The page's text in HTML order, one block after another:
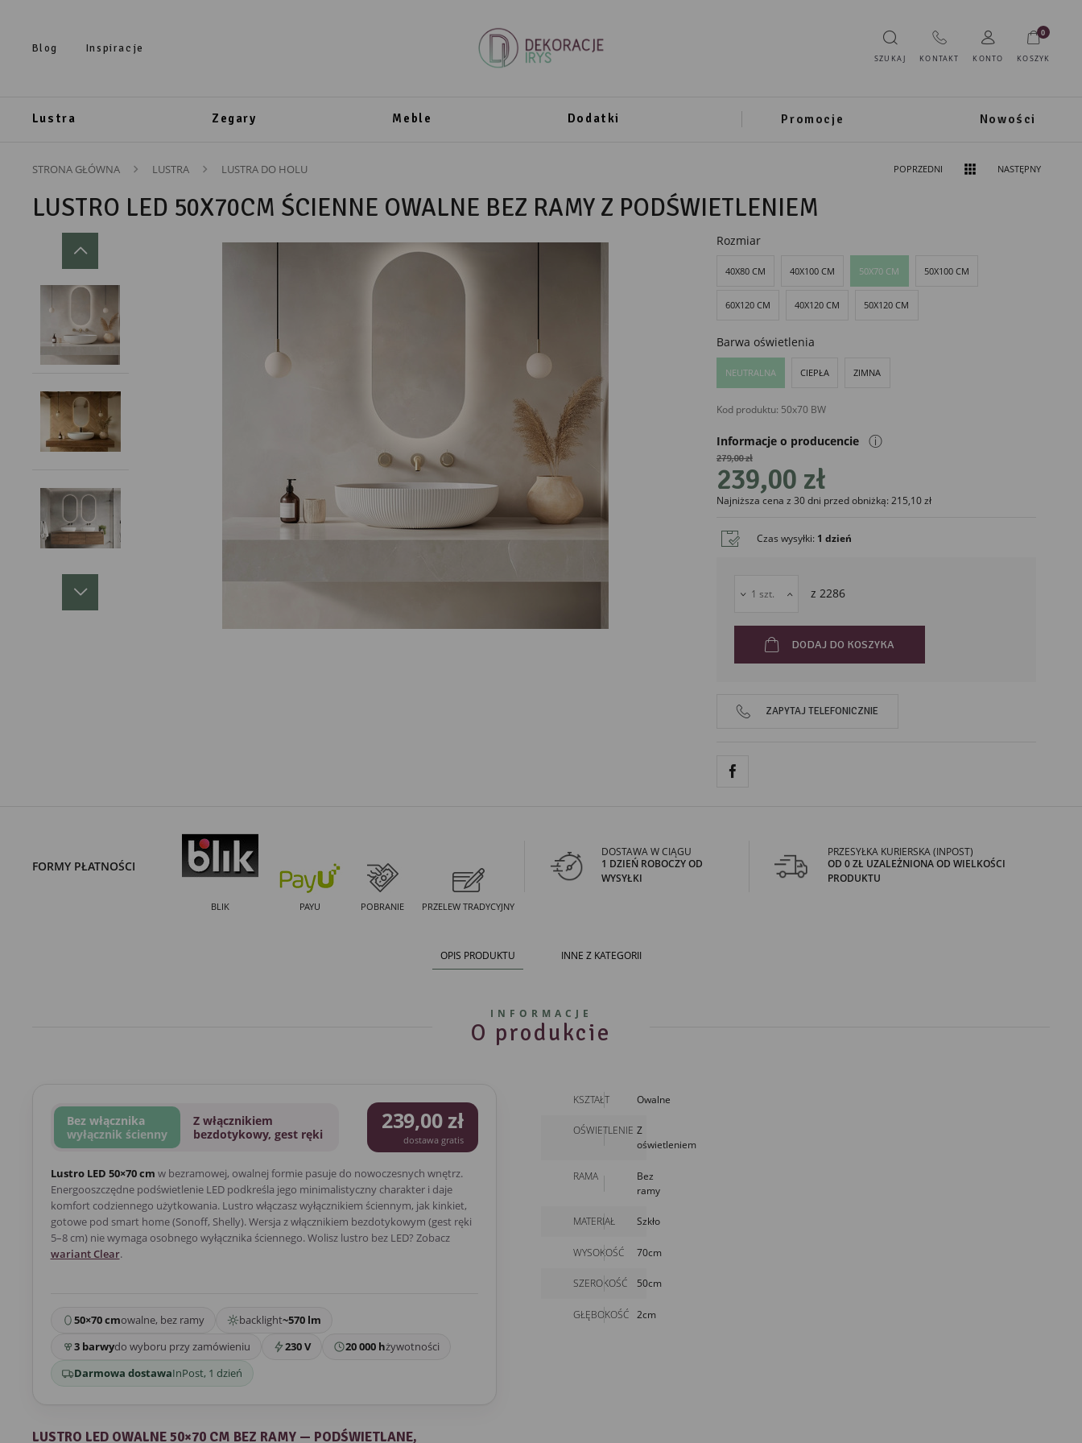
Blog Inspiracje
SZUKAJ KONTAKT KONTO KOSZYK
0
Lustra Zegary Meble Dodatki Promocje Nowości
STRONA GŁÓWNA LUSTRA LUSTRA DO HOLU POPRZEDNI NASTĘPNY
LUSTRO LED 50X70CM ŚCIENNE OWALNE BEZ RAMY Z PODŚWIETLENIEM
Rozmiar
40X80 CM 40X100 CM 50X70 CM 50X100 CM
60X120 CM 40X120 CM 50X120 CM
Barwa oświetlenia
NEUTRALNA CIEPŁA ZIMNA
Kod produktu: 50x70 BW
Informacje o producencie
DekoracjeIrys
DekoracjeIrys.pl Paweł Ćwikliński
726689468
ⓘ
279,00 zł
239,00 zł
Najniższa cena z 30 dni przed obniżką: 215,10 zł
Czas wysyłki: 1 dzień
z 2286
DODAJ DO KOSZYKA
ZAPYTAJ TELEFONICZNIE
FORMY PŁATNOŚCI
BLIK PAYU POBRANIE PRZELEW TRADYCYJNY
DOSTAWA W CIĄGU
1 DZIEŃ ROBOCZY OD
WYSYŁKI
PRZESYŁKA KURIERSKA (INPOST)
OD 0 ZŁ UZALEŻNIONA OD WIELKOŚCI
PRODUKTU
OPIS PRODUKTU INNE Z KATEGORII
INFORMACJE
O produkcie
Bez włącznika
wyłącznik ścienny
Z włącznikiem
bezdotykowy, gest ręki
239,00 zł
dostawa gratis
Lustro LED 50×70 cm w bezramowej, owalnej formie pasuje do nowoczesnych wnętrz.
Energooszczędne podświetlenie LED podkreśla jego minimalistyczny charakter i daje
komfort codziennego użytkowania. Lustro włączasz wyłącznikiem ściennym, jak kinkiet,
gotowe pod smart home (Sonoff, Shelly). Wersja z włącznikiem bezdotykowym (gest ręki
5–8 cm) nie wymaga osobnego wyłącznika ściennego. Wolisz lustro bez LED? Zobacz
wariant Clear.
50×70 cmowalne, bez ramy backlight~570 lm
3 barwydo wyboru przy zamówieniu 230 V 20 000 hżywotności
Darmowa dostawaInPost, 1 dzień
LUSTRO LED OWALNE 50×70 CM BEZ RAMY — PODŚWIETLANE,
KSZTAŁT Owalne
OŚWIETLENIE Z
oświetleniem
RAMA
Bez
ramy
MATERIAŁ Szkło
WYSOKOŚĆ 70cm
SZEROKOŚĆ 50cm
GŁĘBOKOŚĆ 2cm